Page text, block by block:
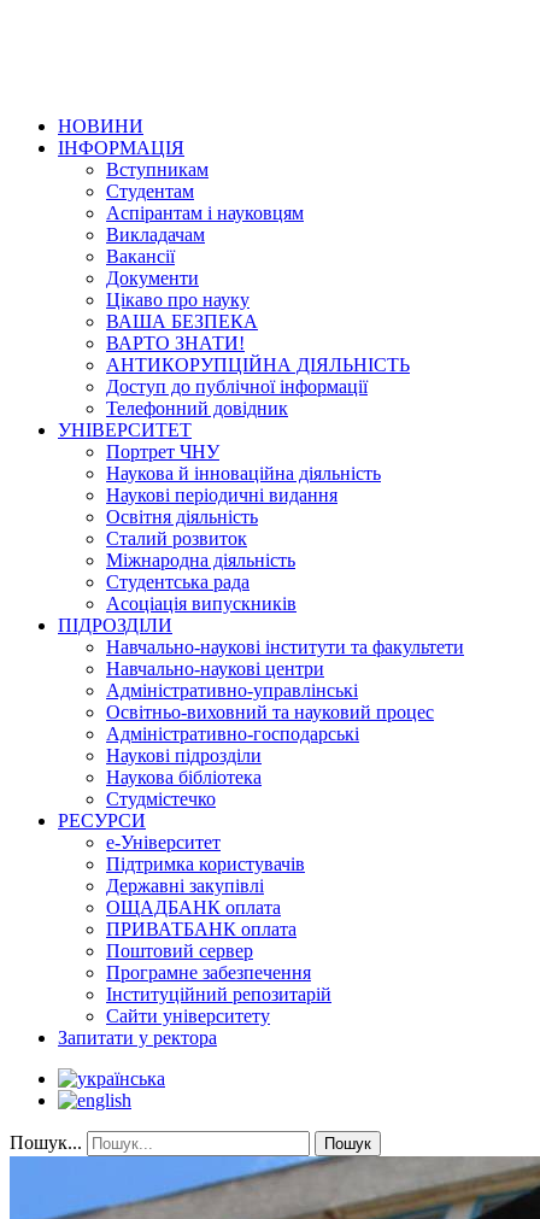
НОВИНИ
ІНФОРМАЦІЯ
Вступникам
Студентам
Аспірантам і науковцям
Викладачам
Вакансії
Документи
Цікаво про науку
ВАША БЕЗПЕКА
ВАРТО ЗНАТИ!
АНТИКОРУПЦІЙНА ДІЯЛЬНІСТЬ
Доступ до публічної інформації
Телефонний довідник
УНІВЕРСИТЕТ
Портрет ЧНУ
Наукова й інноваційна діяльність
Наукові періодичні видання
Освітня діяльність
Сталий розвиток
Міжнародна діяльність
Студентська рада
Асоціація випускників
ПІДРОЗДІЛИ
Навчально-наукові інститути та факультети
Навчально-наукові центри
Адміністративно-управлінські
Освітньо-виховний та науковий процес
Адміністративно-господарські
Наукові підрозділи
Наукова бібліотека
Студмістечко
РЕСУРСИ
е-Університет
Підтримка користувачів
Державні закупівлі
ОЩАДБАНК оплата
ПРИВАТБАНК оплата
Поштовий сервер
Програмне забезпечення
Інституційний репозитарій
Сайти університету
Запитати у ректора
Пошук... Пошук